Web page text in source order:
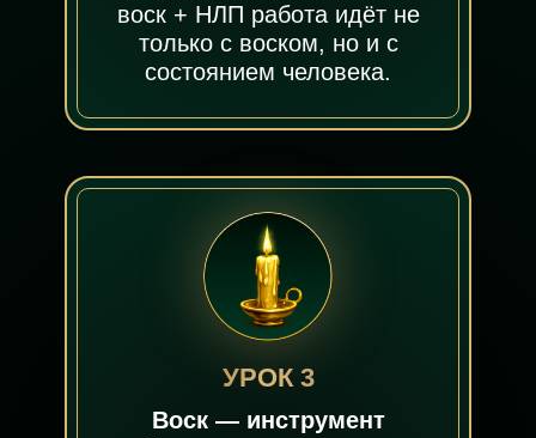
воск + НЛП работа идёт не
только с воском, но и с
состоянием человека.
УРОК 3
Воск — инструмент